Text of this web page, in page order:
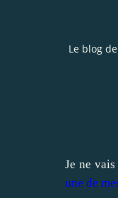
Le blog
Je ne
une de